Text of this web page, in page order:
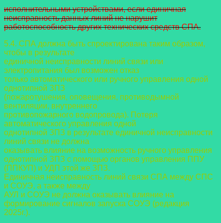
исполнительными устройствами, если единичная
неисправность данных линий не нарушит
работоспособность других технических средств СПА.
5.4. СПА должна быть спроектирована таким образом,
чтобы в результате
единичной неисправности линий связи или
электропитания был возможен отказ
только автоматического или ручного управления одной
однотипной ЗПЗ
(пожаротушения, оповещения, противодымной
вентиляции, внутреннего
противопожарного водопровода). Потеря
автоматического управления одной
однотипной ЗПЗ в результате единичной неисправности
линий связи не должна
оказывать влияние на возможность ручного управления
однотипной ЗПЗ с помощью органов управления ППУ
(ППКУП) и УДП этой же ЗПЗ.
Единичная неисправность линий связи СПА между СПС
и СОУЭ, а также между
АУЛ и СОУЭ не должна оказывать влияние на
формирование сигналов запуска СОУЭ (редакция
2025г.).